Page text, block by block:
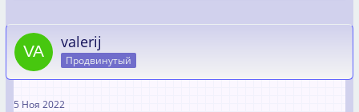
valerij
Продвинутый
5 Ноя 2022